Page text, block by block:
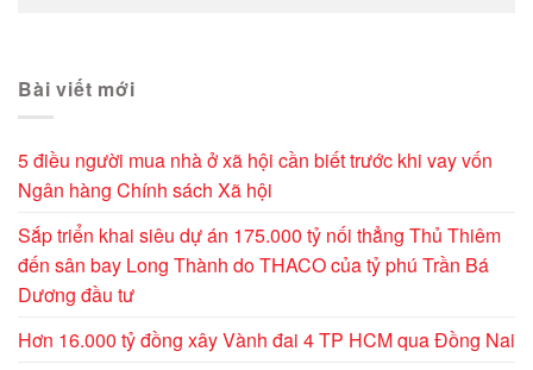
Bài viết mới
5 điều người mua nhà ở xã hội cần biết trước khi vay vốn
Ngân hàng Chính sách Xã hội
Sắp triển khai siêu dự án 175.000 tỷ nối thẳng Thủ Thiêm
đến sân bay Long Thành do THACO của tỷ phú Trần Bá
Dương đầu tư
Hơn 16.000 tỷ đồng xây Vành đai 4 TP HCM qua Đồng Nai